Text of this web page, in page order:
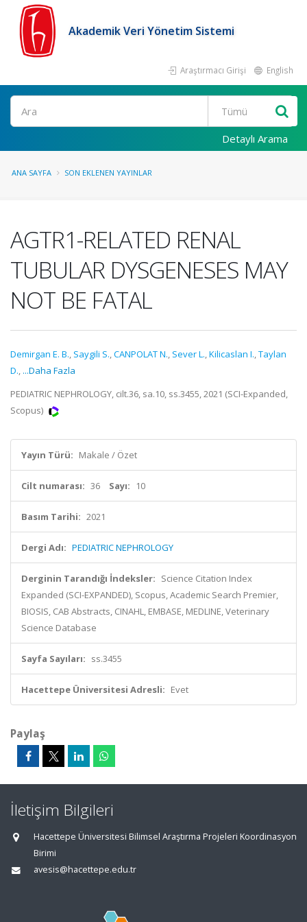
Akademik Veri Yönetim Sistemi
Araştırmacı Girişi English
Ara
Detaylı Arama
ANA SAYFA SON EKLENEN YAYINLAR
AGTR1-RELATED RENAL
TUBULAR DYSGENESES MAY
NOT BE FATAL
Demirgan E. B., Saygili S.,CANPOLAT N., Sever L.,Kilicaslan I.,Taylan
D., ...Daha Fazla
PEDIATRIC NEPHROLOGY, cilt.36, sa.10, ss.3455, 2021 (SCI-Expanded,
Scopus)
Yayın Türü: Makale / Özet
Cilt numarası: 36 Sayı: 10
Basım Tarihi: 2021
Dergi Adı: PEDIATRIC NEPHROLOGY
Derginin Tarandığı İndeksler: Science Citation Index
Expanded (SCI-EXPANDED), Scopus, Academic Search Premier,
BIOSIS, CAB Abstracts, CINAHL, EMBASE, MEDLINE, Veterinary
Science Database
Sayfa Sayıları: ss.3455
Hacettepe Üniversitesi Adresli: Evet
Paylaş
İletişim Bilgileri
Hacettepe Üniversitesi Bilimsel Araştırma Projeleri Koordinasyon
Birimi
avesis@hacettepe.edu.tr